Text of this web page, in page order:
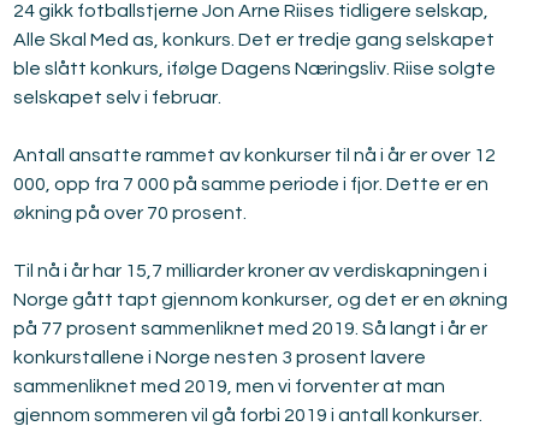
24 gikk fotballstjerne Jon Arne Riises tidligere selskap,
Alle Skal Med as, konkurs. Det er tredje gang selskapet
ble slått konkurs, ifølge Dagens Næringsliv. Riise solgte
selskapet selv i februar.
Antall ansatte rammet av konkurser til nå i år er over 12
000, opp fra 7 000 på samme periode i fjor. Dette er en
økning på over 70 prosent.
Til nå i år har 15,7 milliarder kroner av verdiskapningen i
Norge gått tapt gjennom konkurser, og det er en økning
på 77 prosent sammenliknet med 2019. Så langt i år er
konkurstallene i Norge nesten 3 prosent lavere
sammenliknet med 2019, men vi forventer at man
gjennom sommeren vil gå forbi 2019 i antall konkurser.